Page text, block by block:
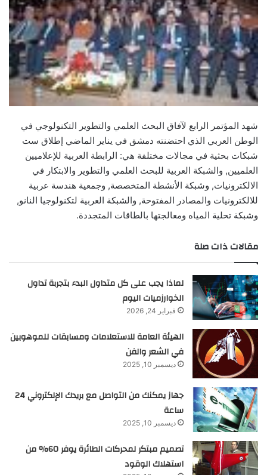
شهد المؤتمر الرابع لآفاق البحث العلمي والتطوير التكنولوجي في
الوطن العربي الذي احتضنته دمشق في يناير الماضي إطلاق ست
شبكات بحثية في مجالات مختلفة هي: الرابطة العربية للإعلاميين
العلميين, والشبكة العربية للبحث العلمي والتطوير والابتكار في
الالكترونيات, وشبكة الأنشطة المتخصصة, وجمعية هندسة عربية
للالكترونيات والمصادر المفتوحة, والشبكة العربية لتكنولوجيا النانو,
وشبكة تحلية المياه ومعالجتها بالطاقات المتجددة.
مقالات ذات صلة
لماذا يجب على كل متداول البدء بتجربة تداول
الخوارزميات اليوم
فبراير 24, 2026
الهيئة العامة للاستعلامات ومسابقات للموهوبين
في الشعر والفن
ديسمبر 10, 2025
جهاز يمكنك من التواصل مع بريدك الإلكتروني 24
ساعة
ديسمبر 10, 2025
تصميم مبتكر لمحركات الطائرة يوفر 60% من
استهلاك الوقود